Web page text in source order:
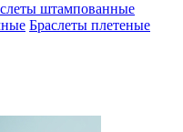
штампованные
Браслеты плетеные